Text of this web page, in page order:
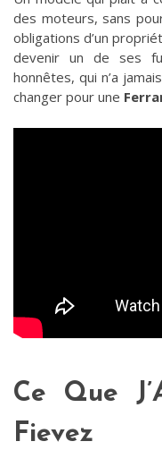
des moteurs, sans
obligations d’un
devenir un de ses
honnêtes, qui n’a
changer pour une
Ce Que
Fievez